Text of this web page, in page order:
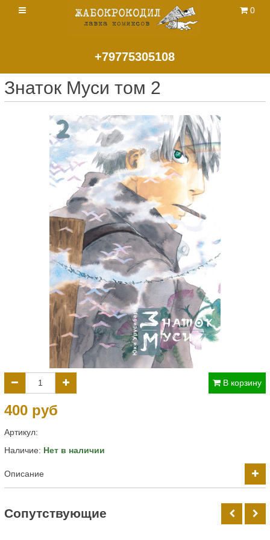
+79775305108
0
Знаток Муси том 2
В корзину
400 руб
Артикул:
Наличие: Нет в наличии
Описание
Cопутствующие